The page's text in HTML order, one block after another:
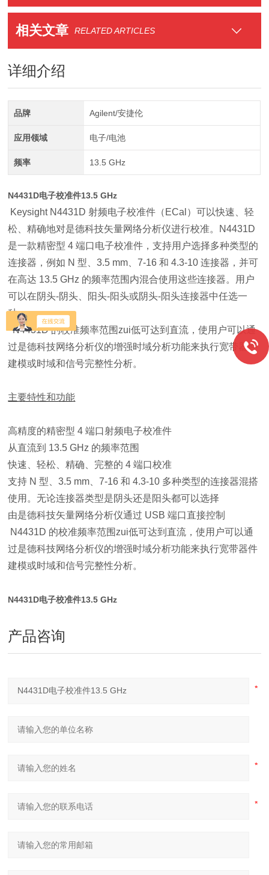
相关文章 RELATED ARTICLES
详细介绍
品牌 Agilent/安捷伦
应用领域 电子/电池
频率 13.5 GHz
N4431D电子校准件13.5 GHz
Keysight N4431D 射频电子校准件（ECal）可以快速、轻
松、精确地对是德科技矢量网络分析仪进行校准。N4431D
是一款精密型 4 端口电子校准件，支持用户选择多种类型的
连接器，例如 N 型、3.5 mm、7-16 和 4.3-10 连接器，并可
在高达 13.5 GHz 的频率范围内混合使用这些连接器。用户
可以在阴头-阴头、阳头-阳头或阴头-阳头连接器中任选一
种。
N4431D 的校准频率范围zui低可达到直流，使用户可以通
过是德科技网络分析仪的增强时域分析功能来执行宽带器件
建模或时域和信号完整性分析。
主要特性和功能
高精度的精密型 4 端口射频电子校准件
从直流到 13.5 GHz 的频率范围
快速、轻松、精确、完整的 4 端口校准
支持 N 型、3.5 mm、7-16 和 4.3-10 多种类型的连接器混搭
使用。无论连接器类型是阴头还是阳头都可以选择
由是德科技矢量网络分析仪通过 USB 端口直接控制
N4431D 的校准频率范围zui低可达到直流，使用户可以通
过是德科技网络分析仪的增强时域分析功能来执行宽带器件
建模或时域和信号完整性分析。
N4431D电子校准件13.5 GHz
产品咨询